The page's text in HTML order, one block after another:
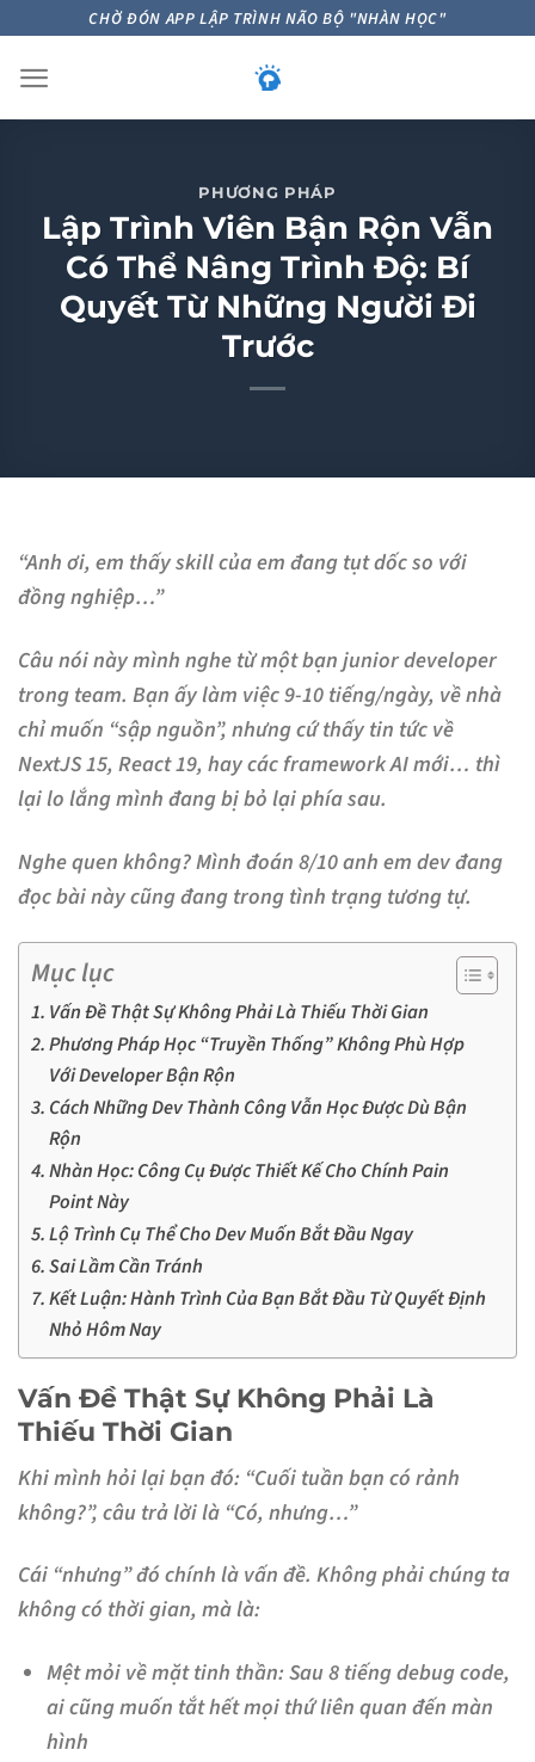
content
CHỜ ĐÓN APP LẬP TRÌNH NÃO BỘ "NHÀN HỌC"
PHƯƠNG PHÁP
Lập Trình Viên Bận Rộn Vẫn
Có Thể Nâng Trình Độ: Bí
Quyết Từ Những Người Đi
Trước
“Anh ơi, em thấy skill của em đang tụt dốc so với
đồng nghiệp…”
Câu nói này mình nghe từ một bạn junior developer
trong team. Bạn ấy làm việc 9-10 tiếng/ngày, về nhà
chỉ muốn “sập nguồn”, nhưng cứ thấy tin tức về
NextJS 15, React 19, hay các framework AI mới… thì
lại lo lắng mình đang bị bỏ lại phía sau.
Nghe quen không? Mình đoán 8/10 anh em dev đang
đọc bài này cũng đang trong tình trạng tương tự.
Mục lục
Vấn Đề Thật Sự Không Phải Là Thiếu Thời Gian
Phương Pháp Học “Truyền Thống” Không Phù Hợp
Với Developer Bận Rộn
Cách Những Dev Thành Công Vẫn Học Được Dù Bận
Rộn
Nhàn Học: Công Cụ Được Thiết Kế Cho Chính Pain
Point Này
Lộ Trình Cụ Thể Cho Dev Muốn Bắt Đầu Ngay
Sai Lầm Cần Tránh
Kết Luận: Hành Trình Của Bạn Bắt Đầu Từ Quyết Định
Nhỏ Hôm Nay
Vấn Đề Thật Sự Không Phải Là
Thiếu Thời Gian
Khi mình hỏi lại bạn đó: “Cuối tuần bạn có rảnh
không?”, câu trả lời là “Có, nhưng…”
Cái “nhưng” đó chính là vấn đề. Không phải chúng ta
không có thời gian, mà là:
Mệt mỏi về mặt tinh thần: Sau 8 tiếng debug code,
ai cũng muốn tắt hết mọi thứ liên quan đến màn
hình